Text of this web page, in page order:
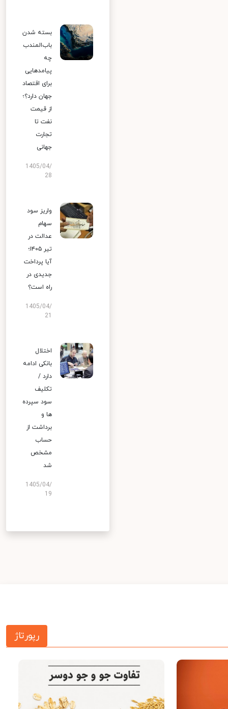
بسته شدن
باب‌المندب
چه
پیامدهایی
برای اقتصاد
جهان دارد؟؛
از قیمت
نفت تا
تجارت
جهانی
1405/04/
28
واریز سود
سهام
عدالت در
تیر ۱۴۰۵؛
آیا پرداخت
جدیدی در
راه است؟
1405/04/
اختلال
بانکی ادامه
دارد /
تکلیف
سود سپرده
ها و
برداشت از
حساب
مشخص
شد
1405/04/
19
رپورتاژ